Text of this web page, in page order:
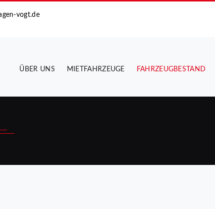
vogt.de
ÜBER UNS MIETFAHRZEUGE FAHRZEUGBESTAND